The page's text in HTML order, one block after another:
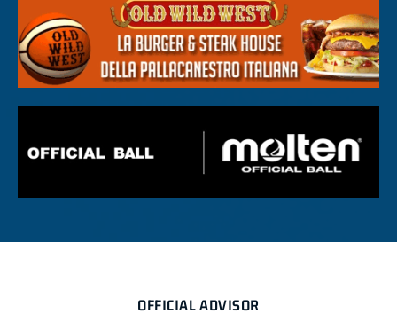
OFFICIAL ADVISOR